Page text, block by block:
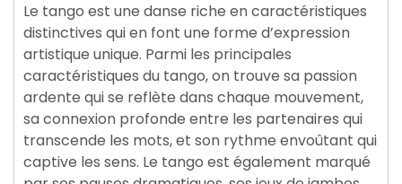
Le tango est une danse riche en caractéristiques
distinctives qui en font une forme d’expression
artistique unique. Parmi les principales
caractéristiques du tango, on trouve sa passion
ardente qui se reflète dans chaque mouvement,
sa connexion profonde entre les partenaires qui
transcende les mots, et son rythme envoûtant qui
captive les sens. Le tango est également marqué